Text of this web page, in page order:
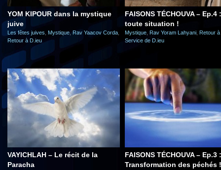
YOM KIPOUR dans la mystique
juive
Les fêtes juives Mystique,Rav Yaacov Corda
Retour à D.ieu
FAISONS TÉCHOUVA – Ep.4
toute situation !
Mystique Rav Yoram Lahyani Retour à
Service de D.ieu
VAYICHLAH – Le récit de la
Paracha
FAISONS TÉCHOUVA – Ep.3 :
Transformation des péchés !